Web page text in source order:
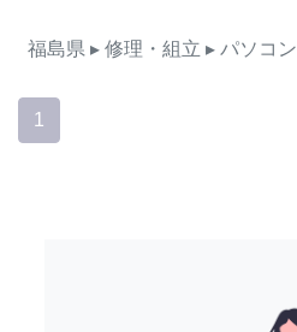
福島県 ▸ 修理・組立 ▸ パソコン
1